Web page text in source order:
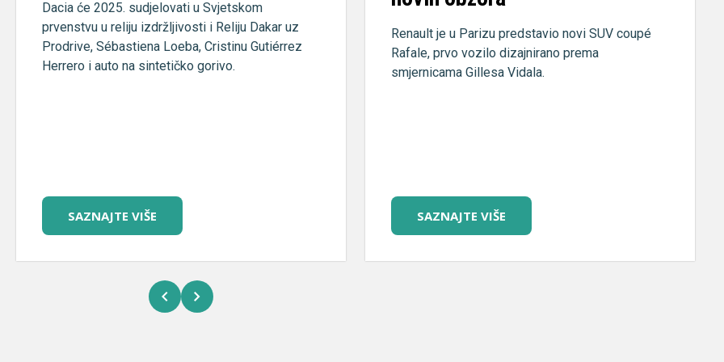
Dacia će 2025. sudjelovati u Svjetskom
prvenstvu u reliju izdržljivosti i Reliju Dakar uz
Prodrive, Sébastiena Loeba, Cristinu Gutiérrez
Herrero i auto na sintetičko gorivo.
SAZNAJTE VIŠE
Renault je u Parizu predstavio novi SUV coupé
Rafale, prvo vozilo dizajnirano prema
smjernicama Gillesa Vidala.
SAZNAJTE VIŠE